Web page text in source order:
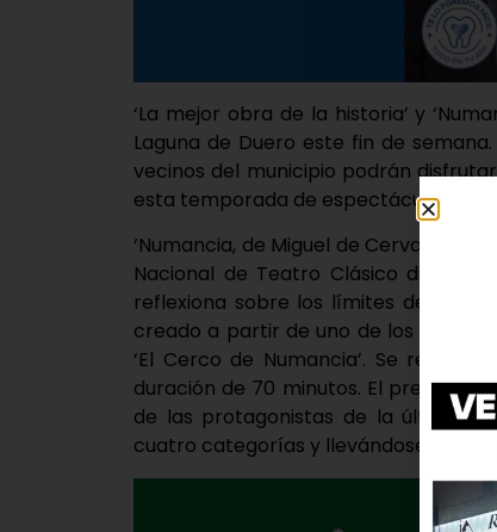
‘La mejor obra de la historia’ y
Laguna de Duero este fin de
vecinos del municipio podrán
esta temporada de espectáculos.
‘Numancia, de Miguel de Cervantes’
Nacional de Teatro Clásico dirigida
reflexiona sobre los límites de la
creado a partir de uno de los textos
‘El Cerco de Numancia’. Se
duración de 70 minutos. El precio de
de las protagonistas de la última
cuatro categorías y llevándose el